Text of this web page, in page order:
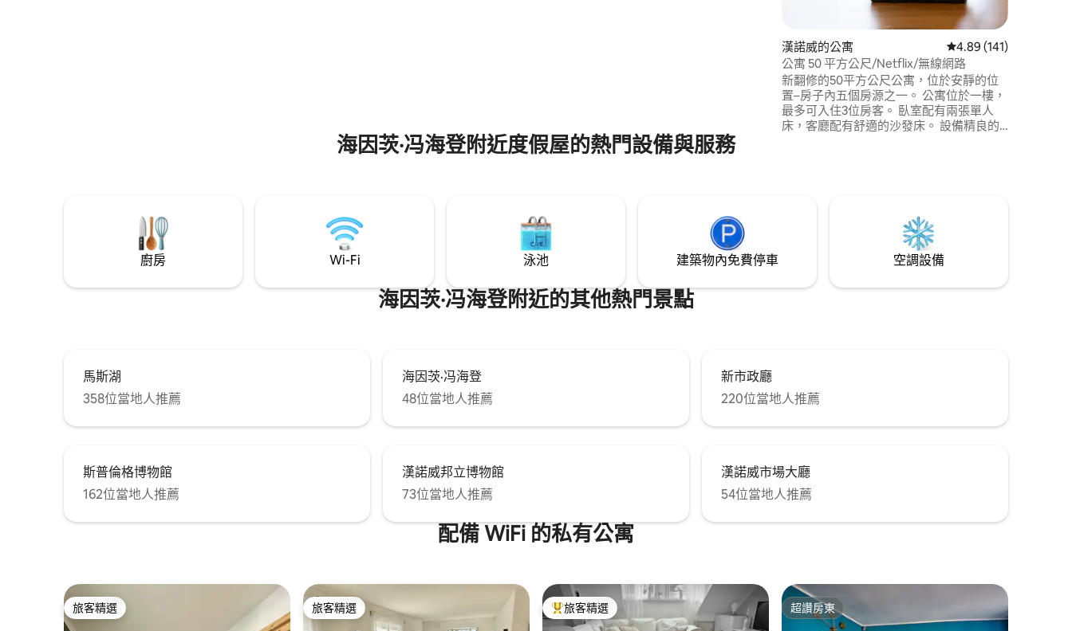
漢諾威的公寓 從 141 則評價中獲得
4.89 (141)
公寓 50 平方公尺/Netflix/無線網路
新翻修的50平方公尺公寓，位於安靜的位
置–房子內五個房源之一。 公寓位於一樓，
最多可入住3位房客。 臥室配有兩張單人
床，客廳配有舒適的沙發床。 設備精良的
海因茨·冯海登附近度假屋的熱門設備與服務
廚房 Wi-Fi 泳池 建築物內免費停車 空調設備
海因茨·冯海登附近的其他熱門景點
馬斯湖
358位當地人推薦
海因茨·冯海登
48位當地人推薦
新市政廳
220位當地人推薦
斯普倫格博物館
162位當地人推薦
漢諾威邦立博物館
73位當地人推薦
漢諾威市場大廳
54位當地人推薦
配備 WiFi 的私有公寓
旅客精選
旅客精選 旅客精選
旅客精選 旅客精選榜首
旅客精選 超讚房東
超讚房東